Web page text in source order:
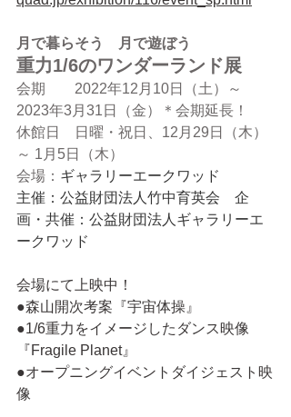
月で暮らそう　月で遊ぼう
重力1/6のワンダーランド展
会期　　2022年12月10日（土）～
2023年3月31日（金）＊会期延長！
休館日　日曜・祝日、12月29日（木）
～ 1月5日（木）
会場： ギャラリーエークワッド
主催：公益財団法人竹中育英会　企
画・共催：公益財団法人ギャラリーエ
ークワッド
会場にて上映中！
●森山開次考案『宇宙体操』
●1/6重力をイメージしたダンス映像
『Fragile Planet』
●オープニングイベントダイジェスト映
像